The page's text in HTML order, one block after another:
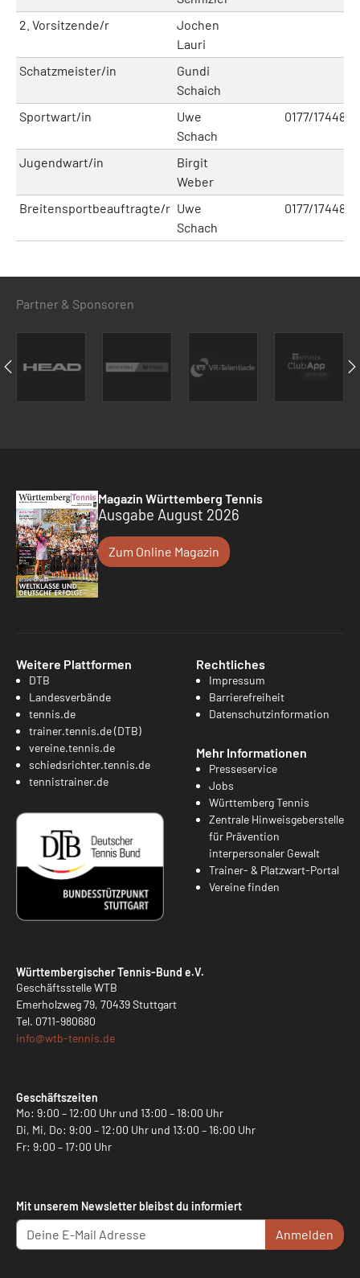
2. Vorsitzende/r
Jochen
Lauri
Schatzmeister/in
Gundi
Schaich
Sportwart/in
Uwe
Schach
0177/1744803
Jugendwart/in
Birgit
Weber
Breitensportbeauftragte/r Uwe
Schach
0177/1744803
Partner & Sponsoren
Magazin Württemberg Tennis
Ausgabe August 2026
Zum Online Magazin
Weitere Plattformen
DTB
Landesverbände
tennis.de
trainer.tennis.de (DTB)
vereine.tennis.de
schiedsrichter.tennis.de
tennistrainer.de
Rechtliches
Impressum
Barrierefreiheit
Datenschutzinformation
Mehr Informationen
Presseservice
Jobs
Württemberg Tennis
Zentrale Hinweisgeberstelle
für Prävention
interpersonaler Gewalt
Trainer- & Platzwart-Portal
Vereine finden
Württembergischer Tennis-Bund e.V.
Geschäftsstelle WTB
Emerholzweg 79, 70439 Stuttgart
Tel. 0711-980680
info@wtb-tennis.de
Geschäftszeiten
Mo: 9:00 – 12:00 Uhr und 13:00 – 18:00 Uhr
Di, Mi, Do: 9:00 – 12:00 Uhr und 13:00 – 16:00 Uhr
Fr: 9:00 – 17:00 Uhr
Mit unserem Newsletter bleibst du informiert
Anmelden